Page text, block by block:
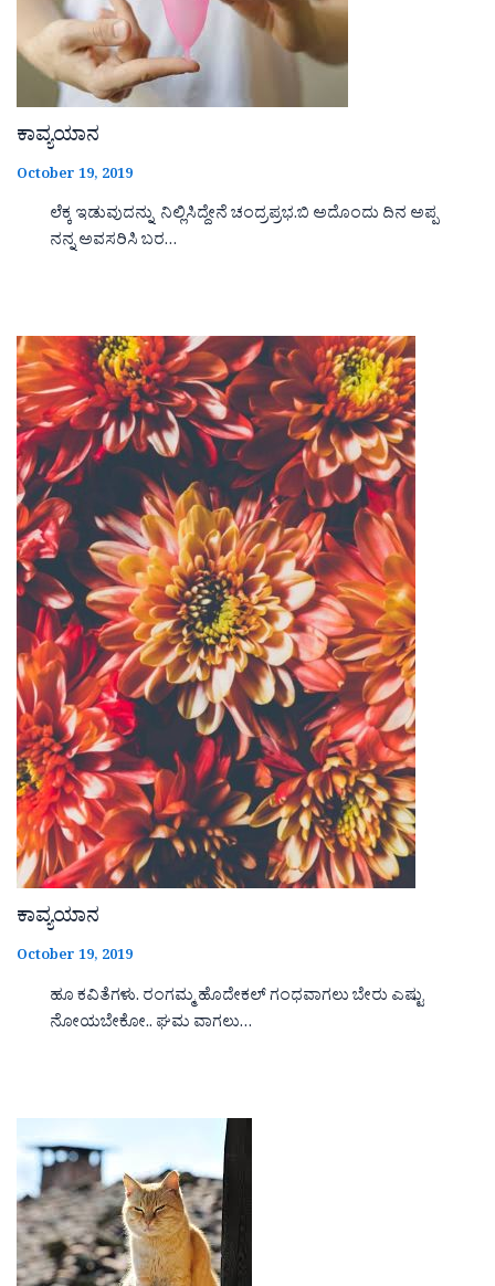
ಕಾವ್ಯಯಾನ
October 19, 2019
ಲೆಕ್ಕ ಇಡುವುದನ್ನು ನಿಲ್ಲಿಸಿದ್ದೇನೆ ಚಂದ್ರಪ್ರಭ.ಬಿ ಅದೊಂದು ದಿನ ಅಪ್ಪ
ನನ್ನ ಅವಸರಿಸಿ ಬರ…
ಕಾವ್ಯಯಾನ
October 19, 2019
ಹೂ ಕವಿತೆಗಳು. ರಂಗಮ್ಮ ಹೊದೇಕಲ್ ಗಂಧವಾಗಲು ಬೇರು ಎಷ್ಟು
ನೋಯಬೇಕೋ.. ಘಮ ವಾಗಲು…